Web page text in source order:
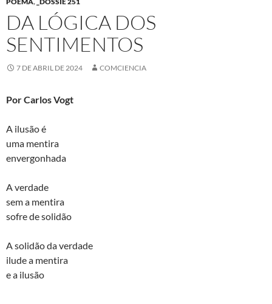
DA LÓGICA DOS
SENTIMENTOS
7 DE ABRIL DE 2024 COMCIENCIA
Por Carlos Vogt
A ilusão é
uma mentira
envergonhada
A verdade
sem a mentira
sofre de solidão
A solidão da verdade
ilude a mentira
e a ilusão